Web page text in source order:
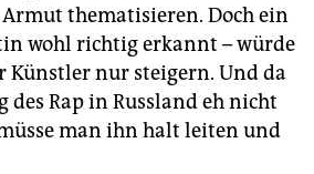
thematisieren. Doch ein
wohl richtig erkannt – würde
Künstler nur steigern. Und da
des Rap in Russland eh nicht
man ihn halt leiten und